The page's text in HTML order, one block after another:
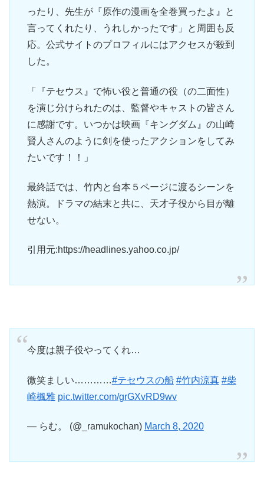
ったり、先生が『原作の漫画を全巻買ったよ』と
言ってくれたり、うれしかったです」と周囲も反
応。公式サイトのプロフィルにはアクセスが殺到
した。
「『テセウス』で怖い役と普通の役（の二面性）
を演じ分けられたのは、監督やキャストの皆さん
に感謝です。いつかは映画『キングダム』の山崎
賢人さんのように剣を使ったアクションをしてみ
たいです！！」
最終話では、竹内と台本５ページに渡るシーンを
熱演。ドラマの結末と共に、天才子役から目が離
せない。
引用元:https://headlines.yahoo.co.jp/
今度は親子役やってくれ…
微笑ましい…………#テセウスの船 #竹内涼真 #柴
崎楓雅 pic.twitter.com/grGXvRD9wv
— らむ。 (@_ramukochan) March 8, 2020